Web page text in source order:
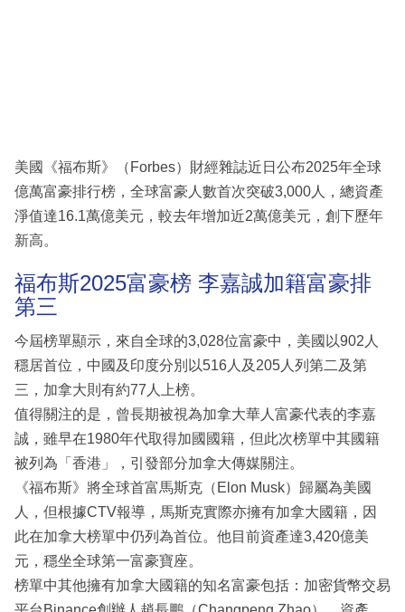
美國《福布斯》（Forbes）財經雜誌近日公布2025年全球
億萬富豪排行榜，全球富豪人數首次突破3,000人，總資產
淨值達16.1萬億美元，較去年增加近2萬億美元，創下歷年
新高。
福布斯2025富豪榜 李嘉誠加籍富豪排
第三
今屆榜單顯示，來自全球的3,028位富豪中，美國以902人
穩居首位，中國及印度分別以516人及205人列第二及第
三，加拿大則有約77人上榜。
值得關注的是，曾長期被視為加拿大華人富豪代表的李嘉
誠，雖早在1980年代取得加國國籍，但此次榜單中其國籍
被列為「香港」，引發部分加拿大傳媒關注。
《福布斯》將全球首富馬斯克（Elon Musk）歸屬為美國
人，但根據CTV報導，馬斯克實際亦擁有加拿大國籍，因
此在加拿大榜單中仍列為首位。他目前資產達3,420億美
元，穩坐全球第一富豪寶座。
榜單中其他擁有加拿大國籍的知名富豪包括：加密貨幣交易